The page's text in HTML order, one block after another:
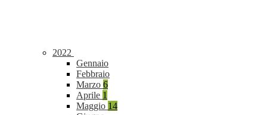
2022
Gennaio
Febbraio
Marzo 6
Aprile 1
Maggio 14